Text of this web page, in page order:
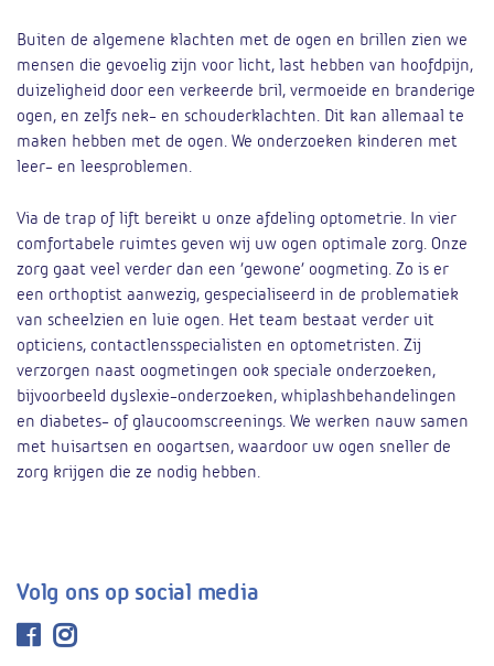
Buiten de algemene klachten met de ogen en brillen zien we
mensen die gevoelig zijn voor licht, last hebben van hoofdpijn,
duizeligheid door een verkeerde bril, vermoeide en branderige
ogen, en zelfs nek- en schouderklachten. Dit kan allemaal te
maken hebben met de ogen. We onderzoeken kinderen met
leer- en leesproblemen.
Via de trap of lift bereikt u onze afdeling optometrie. In vier
comfortabele ruimtes geven wij uw ogen optimale zorg. Onze
zorg gaat veel verder dan een ‘gewone’ oogmeting. Zo is er
een orthoptist aanwezig, gespecialiseerd in de problematiek
van scheelzien en luie ogen. Het team bestaat verder uit
opticiens, contactlensspecialisten en optometristen. Zij
verzorgen naast oogmetingen ook speciale onderzoeken,
bijvoorbeeld dyslexie-onderzoeken, whiplashbehandelingen
en diabetes- of glaucoomscreenings. We werken nauw samen
met huisartsen en oogartsen, waardoor uw ogen sneller de
zorg krijgen die ze nodig hebben.
Volg ons op social media